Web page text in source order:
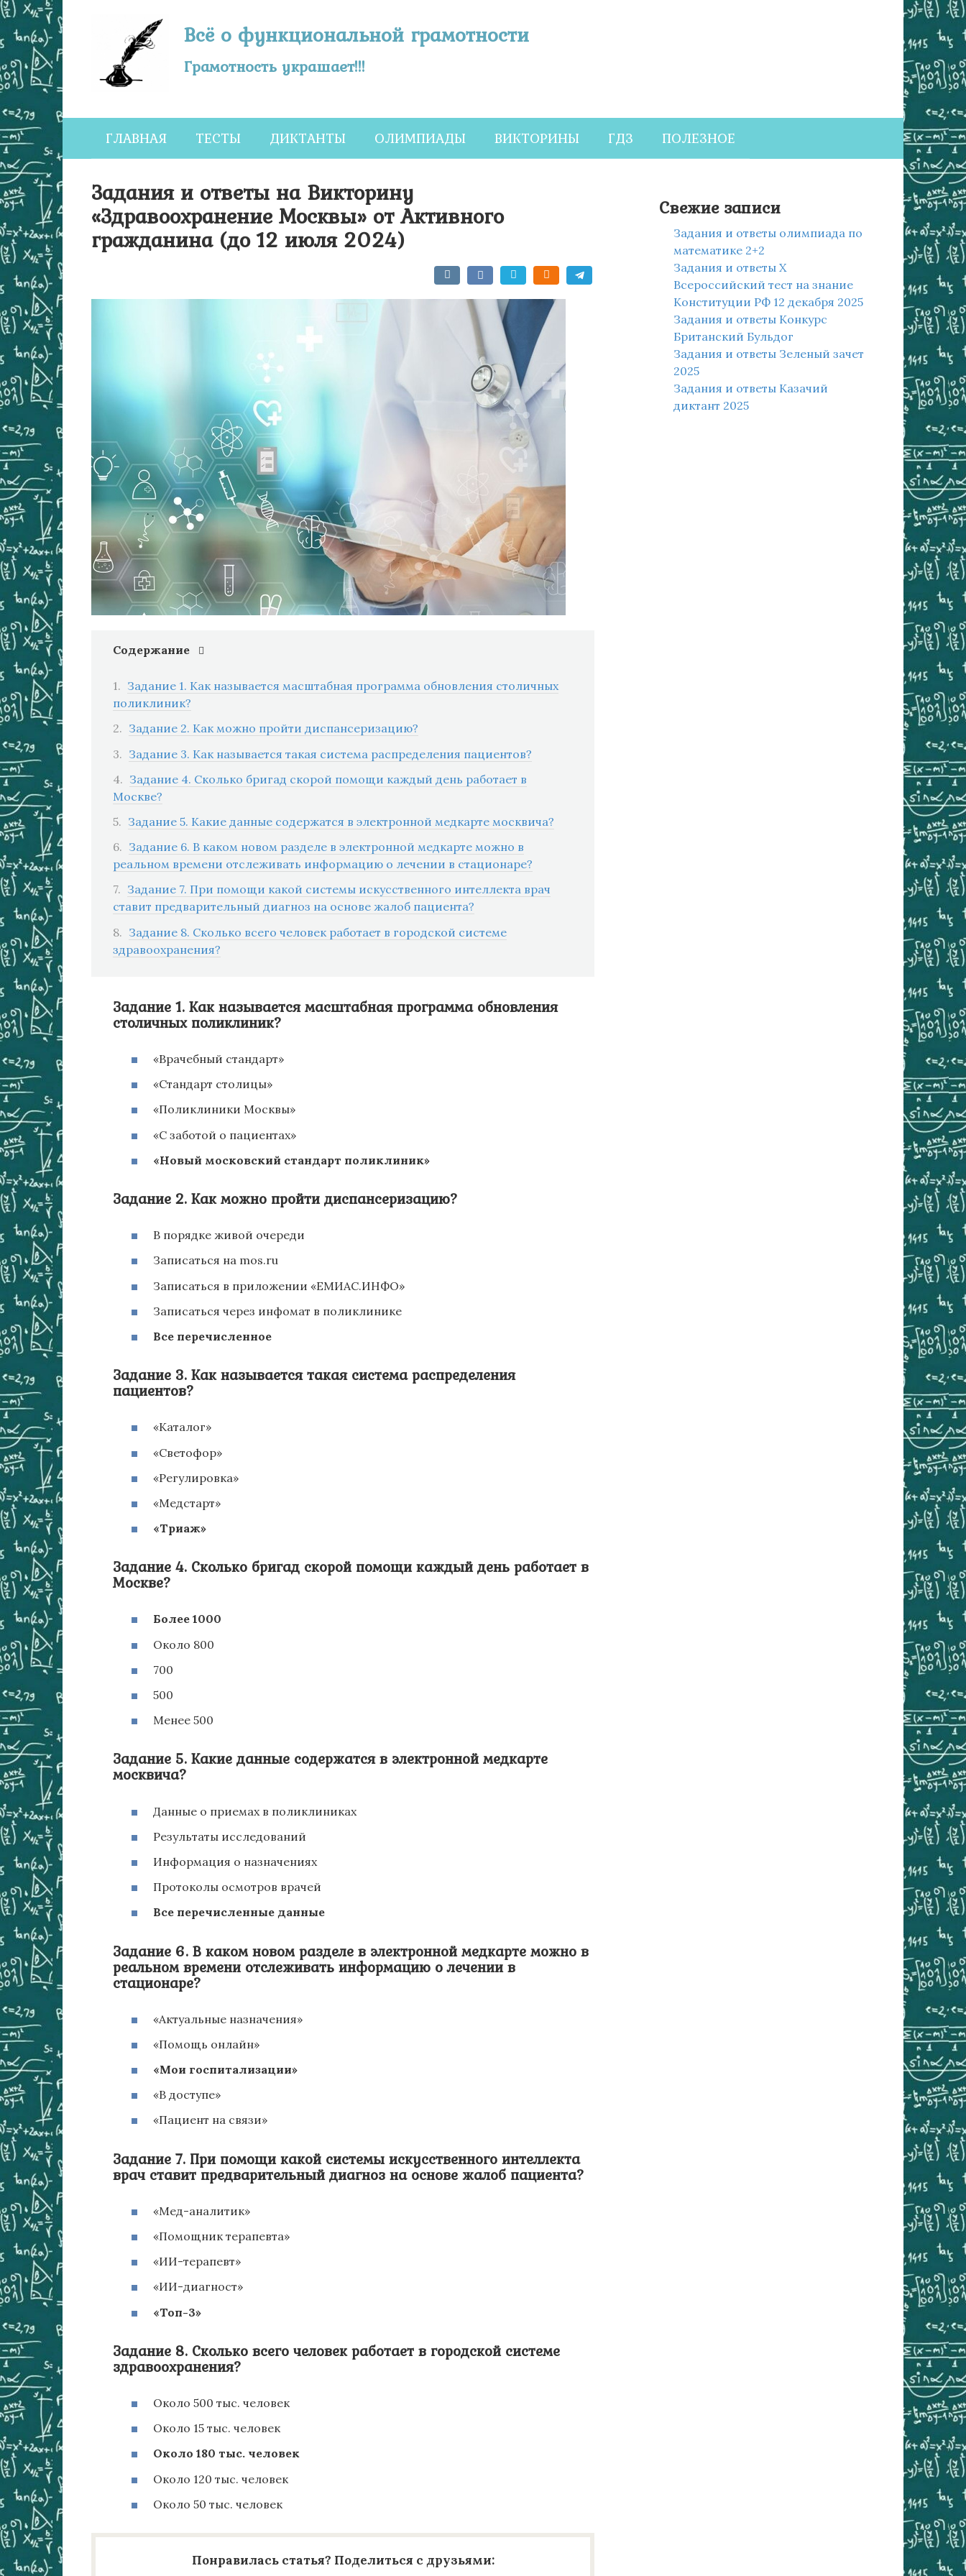
Перейти
контенту
Всё о функциональной грамотности
Грамотность украшает!!!
ГЛАВНАЯ ТЕСТЫ ДИКТАНТЫ ОЛИМПИАДЫ ВИКТОРИНЫ ГДЗ ПОЛЕЗНОЕ
Задания и ответы на Викторину
«Здравоохранение Москвы» от Активного
гражданина (до 12 июля 2024)
Содержание
Задание 1. Как называется масштабная программа обновления столичных
поликлиник?
Задание 2. Как можно пройти диспансеризацию?
Задание 3. Как называется такая система распределения пациентов?
Задание 4. Сколько бригад скорой помощи каждый день работает в
Москве?
Задание 5. Какие данные содержатся в электронной медкарте москвича?
Задание 6. В каком новом разделе в электронной медкарте можно в
реальном времени отслеживать информацию о лечении в стационаре?
Задание 7. При помощи какой системы искусственного интеллекта врач
ставит предварительный диагноз на основе жалоб пациента?
Задание 8. Сколько всего человек работает в городской системе
здравоохранения?
Задание 1. Как называется масштабная программа обновления
столичных поликлиник?
«Врачебный стандарт»
«Стандарт столицы»
«Поликлиники Москвы»
«С заботой о пациентах»
«Новый московский стандарт поликлиник»
Задание 2. Как можно пройти диспансеризацию?
В порядке живой очереди
Записаться на mos.ru
Записаться в приложении «ЕМИАС.ИНФО»
Записаться через инфомат в поликлинике
Все перечисленное
Задание 3. Как называется такая система распределения
пациентов?
«Каталог»
«Светофор»
«Регулировка»
«Медстарт»
«Триаж»
Задание 4. Сколько бригад скорой помощи каждый день работает в
Москве?
Более 1000
Около 800
700
500
Менее 500
Задание 5. Какие данные содержатся в электронной медкарте
москвича?
Данные о приемах в поликлиниках
Результаты исследований
Информация о назначениях
Протоколы осмотров врачей
Все перечисленные данные
Задание 6. В каком новом разделе в электронной медкарте можно в
реальном времени отслеживать информацию о лечении в
стационаре?
«Актуальные назначения»
«Помощь онлайн»
«Мои госпитализации»
«В доступе»
«Пациент на связи»
Задание 7. При помощи какой системы искусственного интеллекта
врач ставит предварительный диагноз на основе жалоб пациента?
«Мед-аналитик»
«Помощник терапевта»
«ИИ-терапевт»
«ИИ-диагност»
«Топ-3»
Задание 8. Сколько всего человек работает в городской системе
здравоохранения?
Около 500 тыс. человек
Около 15 тыс. человек
Около 180 тыс. человек
Около 120 тыс. человек
Около 50 тыс. человек
Понравилась статья? Поделиться с друзьями:
Свежие записи
Задания и ответы олимпиада по
математике 2+2
Задания и ответы X
Всероссийский тест на знание
Конституции РФ 12 декабря 2025
Задания и ответы Конкурс
Британский Бульдог
Задания и ответы Зеленый зачет
2025
Задания и ответы Казачий
диктант 2025